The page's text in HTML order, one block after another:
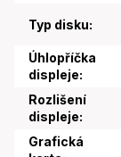
Typ disku:
Úhlopříčka
displeje:
Rozlišení
displeje:
Grafická